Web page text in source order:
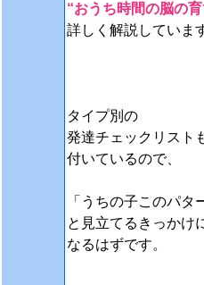
“おうち時間の脳の
詳しく解説していま
タイプ別の
発達チェックリスト
付いているので、
「うちの子このパタ
と見立てるきっかけ
なるはずです。